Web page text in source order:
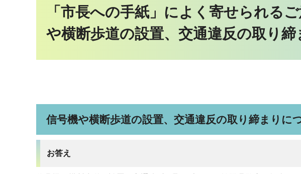
「市長への手紙」によく寄せられる
や横断歩道の設置、交通違反の取り締
信号機や横断歩道の設置、交通違反の取り締まりに
お答え